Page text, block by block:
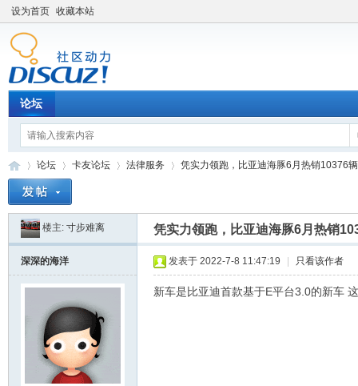
设为首页 收藏本站
论坛
»
论坛
›
卡友论坛 法律服务
›
凭实力领跑，比亚迪海豚6月热销10376辆
楼主: 寸步难离 凭实力领跑，比亚迪海豚6月热销
深深的海洋 发表于 2022-7-8 11:47:19 只看该作者
新车是比亚迪首款基于E平台3.0的新车